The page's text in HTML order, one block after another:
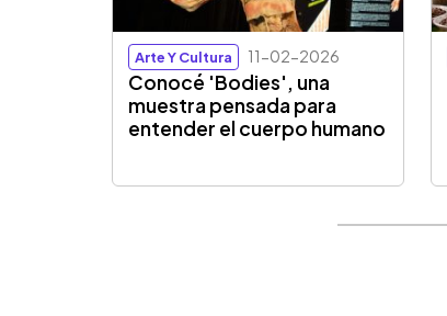
Arte Y Cultura 11-02-2026
Conocé 'Bodies', una
muestra pensada para
entender el cuerpo humano